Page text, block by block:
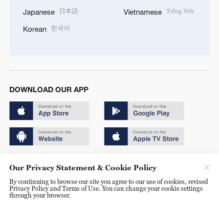
Japanese 日本語
Korean 한국어
Vietnamese Tiếng Việt
DOWNLOAD OUR APP
京ICP备20000184号
京公网安备 11010502050052号
Our Privacy Statement & Cookie Policy
By continuing to browse our site you agree to our use of cookies, revised
Privacy Policy and Terms of Use. You can change your cookie settings
through your browser.